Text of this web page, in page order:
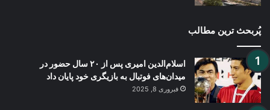
پُربحث ترین مطالب
اسلام‌الدین امیری پس از ۲۰ سال حضور در
میدان‌های فوتبال به بازیگری خود پایان داد
فبروری 8, 2025